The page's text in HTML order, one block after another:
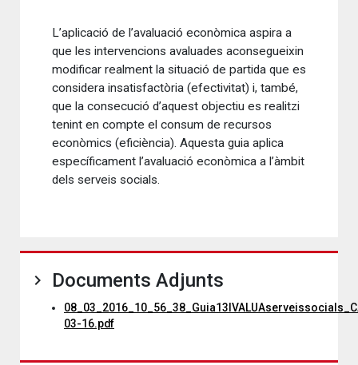
L’aplicació de l’avaluació econòmica aspira a
que les intervencions avaluades aconsegueixin
modificar realment la situació de partida que es
considera insatisfactòria (efectivitat) i, també,
que la consecució d’aquest objectiu es realitzi
tenint en compte el consum de recursos
econòmics (eficiència). Aquesta guia aplica
específicament l’avaluació econòmica a l’àmbit
dels serveis socials.
Documents Adjunts
03-16.pdf